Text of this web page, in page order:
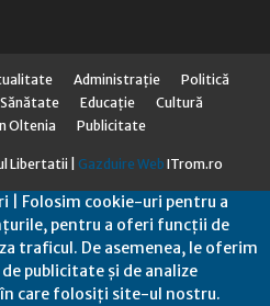
Administraţie
Politică
Sănătate Educaţie
Cultură
Oltenia Publicitate
Libertatii | Gazduire Web ITrom.ro
| Folosim cookie-uri pentru a
pentru a oferi funcții de
traficul. De asemenea, le oferim
publicitate și de analize
care folosiți site-ul nostru.